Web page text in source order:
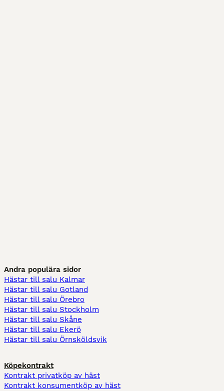
Andra populära sidor
Hästar till salu Kalmar
Hästar till salu Gotland
Hästar till salu Örebro
Hästar till salu Stockholm
Hästar till salu Skåne
Hästar till salu Ekerö
Hästar till salu Örnsköldsvik
Köpekontrakt
Kontrakt privatköp av häst
Kontrakt konsumentköp av häst